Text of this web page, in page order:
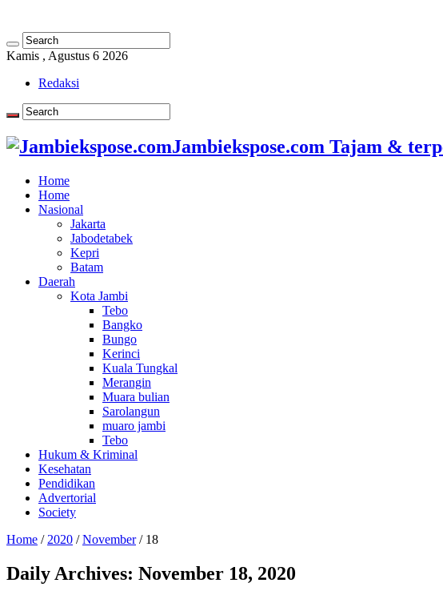
Kamis , Agustus 6 2026
Redaksi
Jambiekspose.com Tajam &
Home
Home
Nasional
Jakarta
Jabodetabek
Kepri
Batam
Daerah
Kota Jambi
Tebo
Bangko
Bungo
Kerinci
Kuala Tungkal
Merangin
Muara bulian
Sarolangun
muaro jambi
Tebo
Hukum & Kriminal
Kesehatan
Pendidikan
Advertorial
Society
Home / 2020 / November / 18
Daily Archives: November 18, 2020